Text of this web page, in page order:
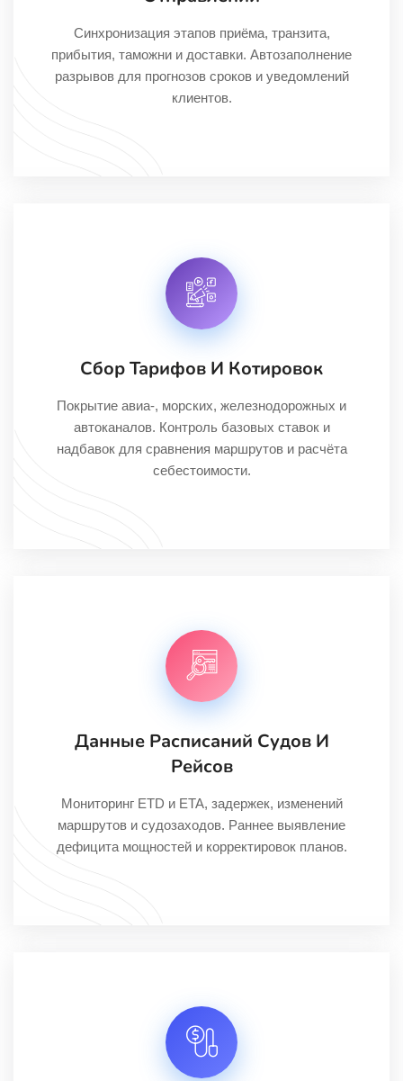
Синхронизация этапов приёма, транзита,
прибытия, таможни и доставки. Автозаполнение
разрывов для прогнозов сроков и уведомлений
клиентов.
Сбор Тарифов И Котировок
Покрытие авиа-, морских, железнодорожных и
автоканалов. Контроль базовых ставок и
надбавок для сравнения маршрутов и расчёта
себестоимости.
Данные Расписаний Судов И
Рейсов
Мониторинг ETD и ETA, задержек, изменений
маршрутов и судозаходов. Раннее выявление
дефицита мощностей и корректировок планов.